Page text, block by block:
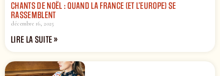
CHANTS DE NOËL : QUAND LA FRANCE (ET L’EUROPE) SE
RASSEMBLENT
décembre 16, 2025
LIRE LA SUITE »